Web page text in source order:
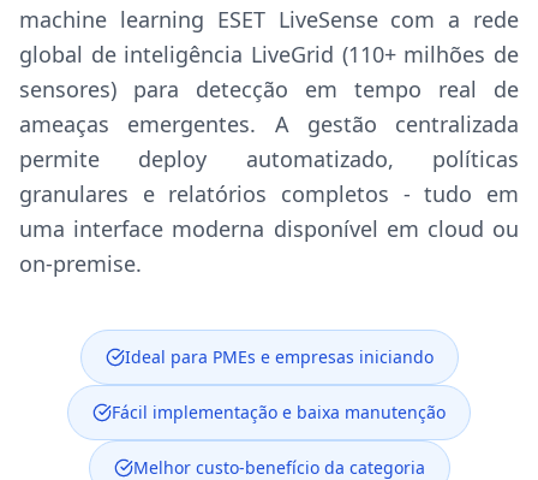
machine learning ESET LiveSense com a rede
global de inteligência LiveGrid (110+ milhões de
sensores) para detecção em tempo real de
ameaças emergentes. A gestão centralizada
permite deploy automatizado, políticas
granulares e relatórios completos - tudo em
uma interface moderna disponível em cloud ou
on-premise.
Ideal para PMEs e empresas iniciando
Fácil implementação e baixa manutenção
Melhor custo-benefício da categoria